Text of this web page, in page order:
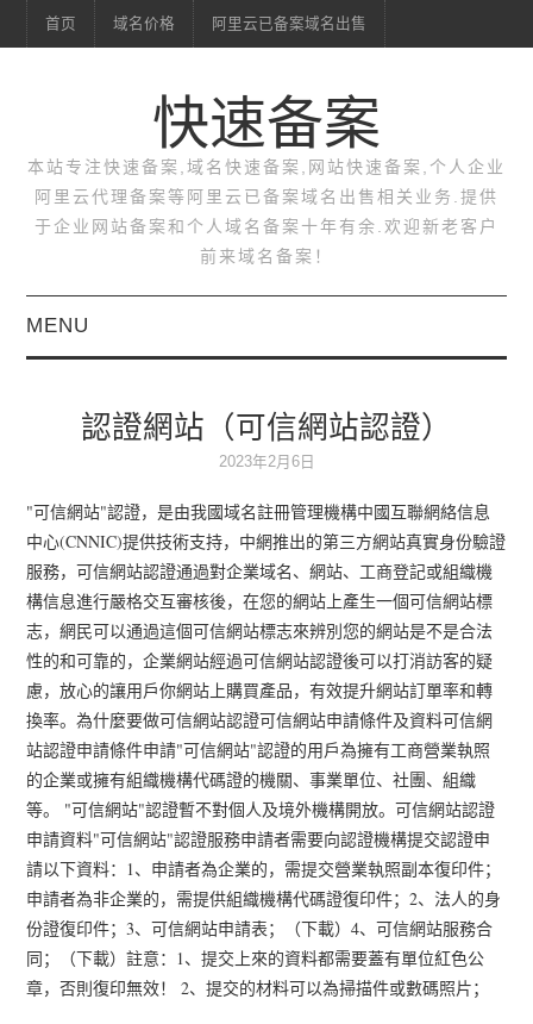
首页 域名价格 阿里云已备案域名出售
快速备案
本站专注快速备案,域名快速备案,网站快速备案,个人企业
阿里云代理备案等阿里云已备案域名出售相关业务.提供
于企业网站备案和个人域名备案十年有余.欢迎新老客户
前来域名备案！
MENU
域名价格
阿里云已备案域名出售
認證網站（可信網站認證）
2023年2月6日
"可信網站"認證，是由我國域名註冊管理機構中國互聯網絡信息
中心(CNNIC)提供技術支持，中網推出的第三方網站真實身份驗證
服務，可信網站認證通過對企業域名、網站、工商登記或組織機
構信息進行嚴格交互審核後，在您的網站上產生一個可信網站標
志，網民可以通過這個可信網站標志來辨別您的網站是不是合法
性的和可靠的，企業網站經過可信網站認證後可以打消訪客的疑
慮，放心的讓用戶你網站上購買產品，有效提升網站訂單率和轉
換率。為什麼要做可信網站認證可信網站申請條件及資料可信網
站認證申請條件申請"可信網站"認證的用戶為擁有工商營業執照
的企業或擁有組織機構代碼證的機關、事業單位、社團、組織
等。 "可信網站"認證暫不對個人及境外機構開放。可信網站認證
申請資料"可信網站"認證服務申請者需要向認證機構提交認證申
請以下資料：1、申請者為企業的，需提交營業執照副本復印件；
申請者為非企業的，需提供組織機構代碼證復印件；2、法人的身
份證復印件；3、可信網站申請表；（下載）4、可信網站服務合
同；（下載）註意：1、提交上來的資料都需要蓋有單位紅色公
章，否則復印無效！ 2、提交的材料可以為掃描件或數碼照片；